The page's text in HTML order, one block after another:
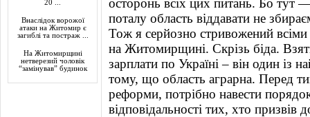
20 ...
Внаслідок ворожої
атаки на Житомир є
загиблі та постраж ...
На Житомирщині
нетверезий чоловік
“замінував” будинок
осторонь всіх цих питань. Бо тут
поталу область віддавати не
Тож я серйозно стривожений
на Житомирщині. Скрізь біда.
зарплати по Україні – він один із
тому, що область аграрна. Перед
реформи, потрібно навести
відповідальності тих, хто призвів